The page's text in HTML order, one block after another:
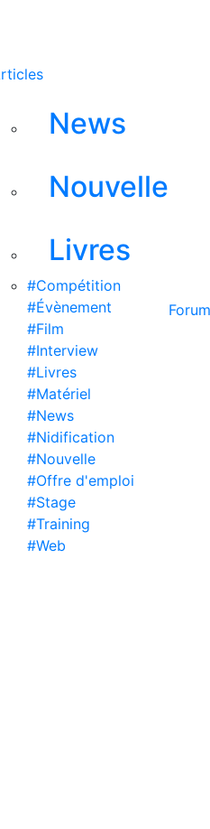
News
Nouvelle
Livres
#Compétition
#Évènement
#Film
#Interview
#Livres
#Matériel
#News
#Nidification
#Nouvelle
#Offre d'emploi
#Stage
#Training
#Web
Forum